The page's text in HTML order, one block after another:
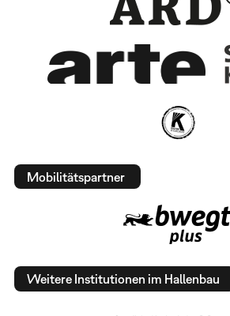
Mobilitätspartner
Weitere Institutionen im Hallenbau